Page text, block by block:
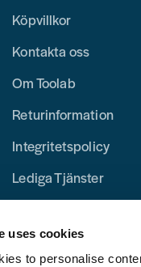
uses cookies
to personalise
Köpvillkor
Kontakta oss
Om Toolab
Returinformation
Integritetspolicy
Lediga Tjänster